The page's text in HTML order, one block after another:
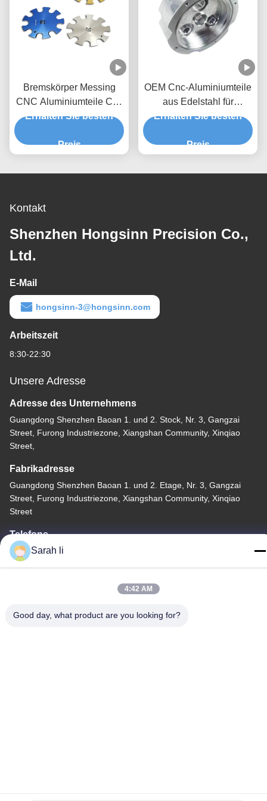
Bremskörper Messing
CNC Aluminiumteile Cnc
Billetteile
Erhalten Sie besten
Preis
OEM Cnc-Aluminiumteile
aus Edelstahl für
Drohnen
Erhalten Sie besten
Preis
Kontakt
Shenzhen Hongsinn Precision Co.,
Ltd.
E-Mail
hongsinn-3@hongsinn.com
Arbeitszeit
8:30-22:30
Unsere Adresse
Adresse des Unternehmens
Guangdong Shenzhen Baoan 1. und 2. Stock, Nr. 3, Gangzai
Street, Furong Industriezone, Xiangshan Community, Xinqiao
Street,
Fabrikadresse
Guangdong Shenzhen Baoan 1. und 2. Etage, Nr. 3, Gangzai
Street, Furong Industriezone, Xiangshan Community, Xinqiao
Street
Telefone
86-0755-27097532-8:30
China Gute Qualität Kundenspezifische CNC-Bearbeitung
Sarah li
4:42 AM
Good day, what product are you looking for?